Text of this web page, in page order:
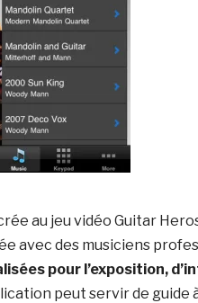
au jeu vidéo Guitar
avec des musiciens
pour l’exposition,
peut servir de guide